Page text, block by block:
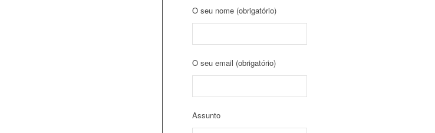
O seu nome (obrigatório)
O seu email (obrigatório)
Assunto